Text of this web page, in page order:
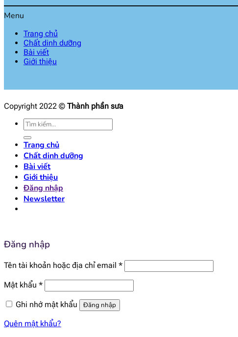
Menu
Trang chủ
Chất dinh dưỡng
Bài viết
Giới thiệu
Copyright 2022 © Thành phần sưa
Tìm
kiếm:
Trang chủ
Chất dinh dưỡng
Bài viết
Giới thiệu
Đăng nhập
Newsletter
Đăng nhập
Tên tài khoản hoặc địa chỉ email *Bắt
buộc
Mật khẩu *Bắt
buộc
Ghi nhớ mật khẩu
Đăng nhập
Quên mật khẩu?